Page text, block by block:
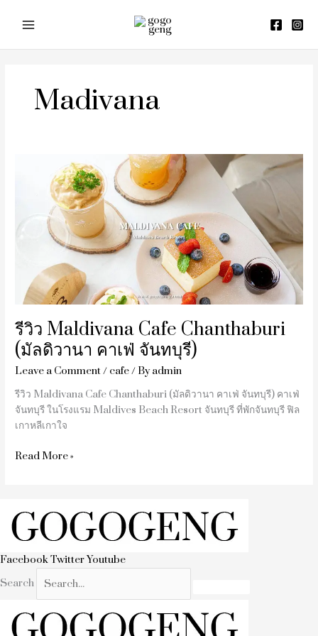
Madivana
รีวิว Maldivana Cafe Chanthaburi
(มัลดิวานา คาเฟ่ จันทบุรี)
Leave a Comment/ cafe/ Byadmin
รีวิว Maldivana Cafe Chanthaburi (มัลดิวานา คาเฟ่ จันทบุรี) คาเฟ่
จันทบุรี ในโรงแรม Maldives Beach Resort จันทบุรี ที่พักจันทบุรี ฟิล
เกาหลีเกาใจ
Maldivana
Chanthaburi
(มัลดิ
จันทบุรี)
Read More »
FacebookTwitterYoutube
Search